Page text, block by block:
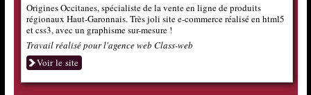
Origines Occitanes, spécialiste de la vente en ligne de produits
régionauxHaut-Garonnais. Très joli site e-commerce réalisé en html5
et css3, avec un graphisme sur-mesure !
Travail réalisé pour l'agence web Class-web
Voir le site